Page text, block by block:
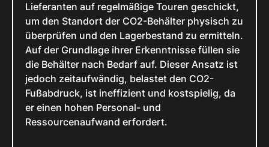
Lieferanten auf regelmäßige Touren geschickt,
um den Standort der CO2-Behälter physisch zu
überprüfen und den Lagerbestand zu ermitteln.
Auf der Grundlage ihrer Erkenntnisse füllen sie
die Behälter nach Bedarf auf. Dieser Ansatz ist
jedoch zeitaufwändig, belastet den CO2-
Fußabdruck, ist ineffizient und kostspielig, da
er einen hohen Personal- und
Ressourcenaufwand erfordert.